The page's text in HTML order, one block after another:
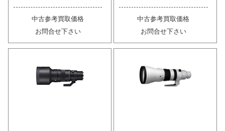
中古参考買取価格
お問合せ下さい
中古参考買取価格
お問合せ下さい